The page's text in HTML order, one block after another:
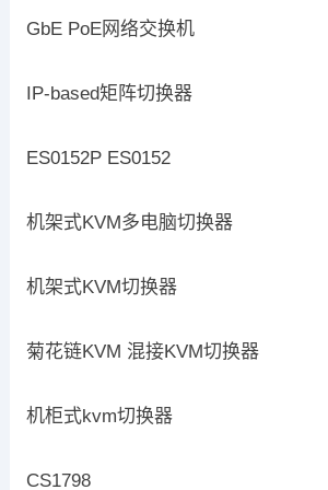
GbE PoE网络交换机
IP-based矩阵切换器
ES0152P ES0152
机架式KVM多电脑切换器
机架式KVM切换器
菊花链KVM 混接KVM切换器
机柜式kvm切换器
CS1798